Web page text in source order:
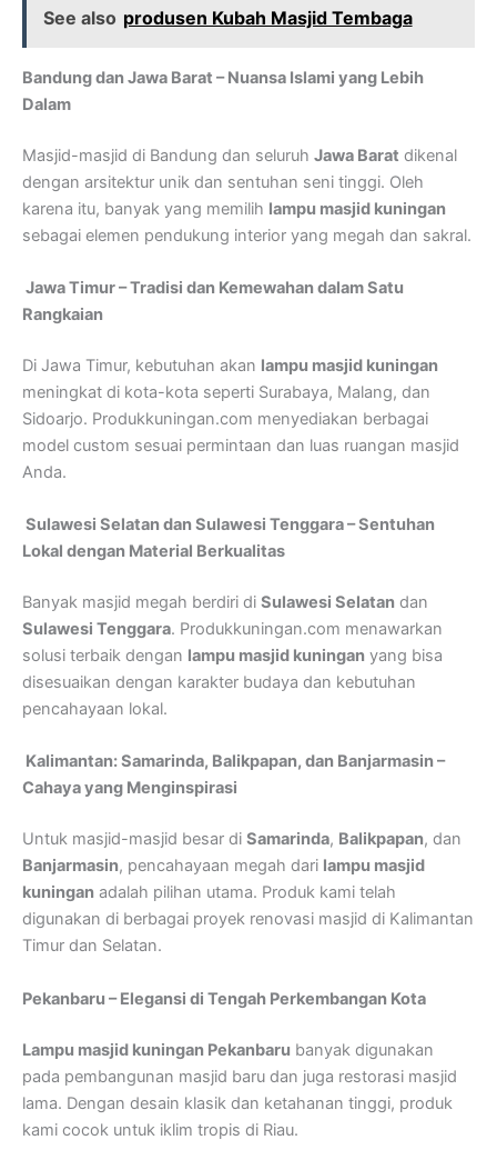
See also produsen Kubah Masjid Tembaga
Bandung dan Jawa Barat – Nuansa Islami yang Lebih
Dalam
Masjid-masjid di Bandung dan seluruh Jawa Barat dikenal
dengan arsitektur unik dan sentuhan seni tinggi. Oleh
karena itu, banyak yang memilih lampu masjid kuningan
sebagai elemen pendukung interior yang megah dan sakral.
Jawa Timur – Tradisi dan Kemewahan dalam Satu
Rangkaian
Di Jawa Timur, kebutuhan akan lampu masjid kuningan
meningkat di kota-kota seperti Surabaya, Malang, dan
Sidoarjo. Produkkuningan.com menyediakan berbagai
model custom sesuai permintaan dan luas ruangan masjid
Anda.
Sulawesi Selatan dan Sulawesi Tenggara – Sentuhan
Lokal dengan Material Berkualitas
Banyak masjid megah berdiri di Sulawesi Selatan dan
Sulawesi Tenggara. Produkkuningan.com menawarkan
solusi terbaik dengan lampu masjid kuningan yang bisa
disesuaikan dengan karakter budaya dan kebutuhan
pencahayaan lokal.
Kalimantan: Samarinda, Balikpapan, dan Banjarmasin –
Cahaya yang Menginspirasi
Untuk masjid-masjid besar di Samarinda, Balikpapan, dan
Banjarmasin, pencahayaan megah dari lampu masjid
kuningan adalah pilihan utama. Produk kami telah
digunakan di berbagai proyek renovasi masjid di Kalimantan
Timur dan Selatan.
Pekanbaru – Elegansi di Tengah Perkembangan Kota
Lampu masjid kuningan Pekanbaru banyak digunakan
pada pembangunan masjid baru dan juga restorasi masjid
lama. Dengan desain klasik dan ketahanan tinggi, produk
kami cocok untuk iklim tropis di Riau.